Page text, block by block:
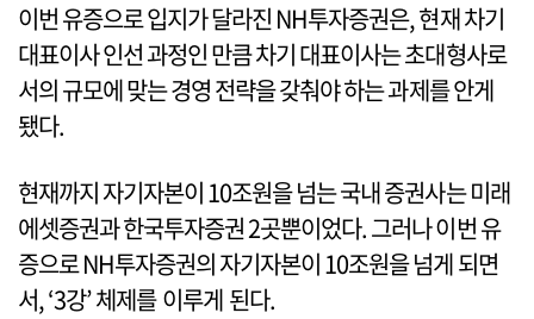
이번 유증으로 입지가 달라진 NH투자증권은, 현재 차기
대표이사 인선 과정인 만큼 차기 대표이사는 초대형사로
서의 규모에 맞는 경영 전략을 갖춰야 하는 과제를 안게
됐다.
현재까지 자기자본이 10조원을 넘는 국내 증권사는 미래
에셋증권과 한국투자증권 2곳뿐이었다. 그러나 이번 유
증으로 NH투자증권의 자기자본이 10조원을 넘게 되면
서, ‘3강’ 체제를 이루게 된다.